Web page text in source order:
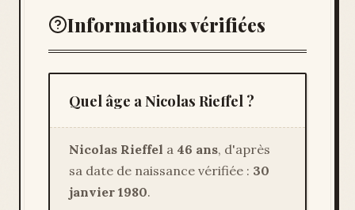
Informations vérifiées
Quel âge a Nicolas Rieffel ?
Nicolas Rieffel a 46 ans, d'après
sa date de naissance vérifiée : 30
janvier 1980.